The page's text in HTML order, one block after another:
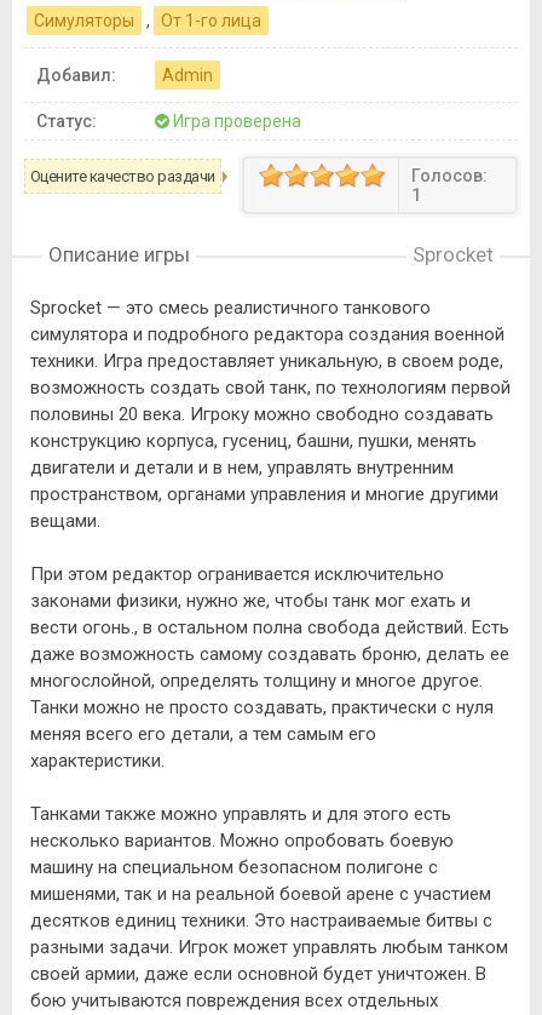
Симуляторы
, От 1-го лица
Добавил: Admin
Статус: Игра проверена
Оцените качество раздачи
Голосов:
1
Описание игры Sprocket
Sprocket — это смесь реалистичного танкового
симулятора и подробного редактора создания военной
техники. Игра предоставляет уникальную, в своем роде,
возможность создать свой танк, по технологиям первой
половины 20 века. Игроку можно свободно создавать
конструкцию корпуса, гусениц, башни, пушки, менять
двигатели и детали и в нем, управлять внутренним
пространством, органами управления и многие другими
вещами.
При этом редактор огранивается исключительно
законами физики, нужно же, чтобы танк мог ехать и
вести огонь., в остальном полна свобода действий. Есть
даже возможность самому создавать броню, делать ее
многослойной, определять толщину и многое другое.
Танки можно не просто создавать, практически с нуля
меняя всего его детали, а тем самым его
характеристики.
Танками также можно управлять и для этого есть
несколько вариантов. Можно опробовать боевую
машину на специальном безопасном полигоне с
мишенями, так и на реальной боевой арене с участием
десятков единиц техники. Это настраиваемые битвы с
разными задачи. Игрок может управлять любым танком
своей армии, даже если основной будет уничтожен. В
бою учитываются повреждения всех отдельных